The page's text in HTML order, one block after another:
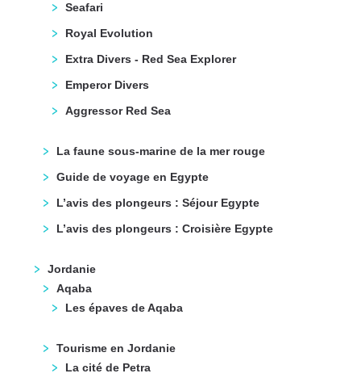
Seafari
Royal Evolution
Extra Divers - Red Sea Explorer
Emperor Divers
Aggressor Red Sea
La faune sous-marine de la mer rouge
Guide de voyage en Egypte
L’avis des plongeurs : Séjour Egypte
L’avis des plongeurs : Croisière Egypte
Jordanie
Aqaba
Les épaves de Aqaba
Tourisme en Jordanie
La cité de Petra